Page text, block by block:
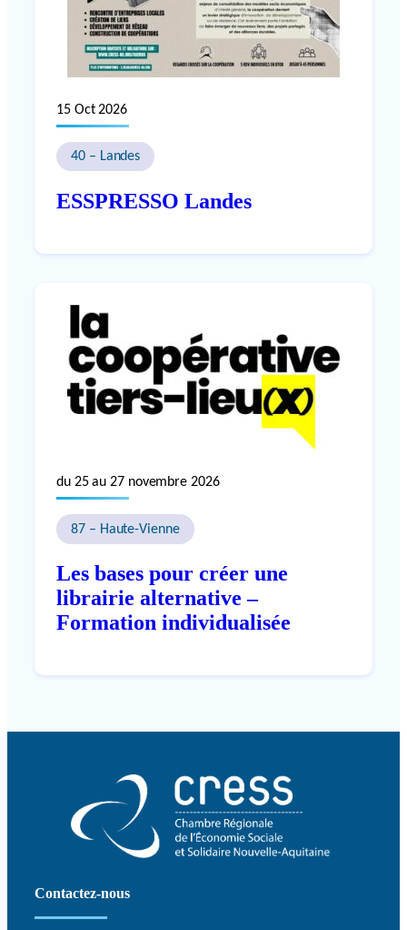
15 Oct 2026
40 – Landes
ESSPRESSO Landes
du 25 au 27 novembre 2026
87 – Haute-Vienne
Les bases pour créer une
librairie alternative –
Formation individualisée
Contactez-nous